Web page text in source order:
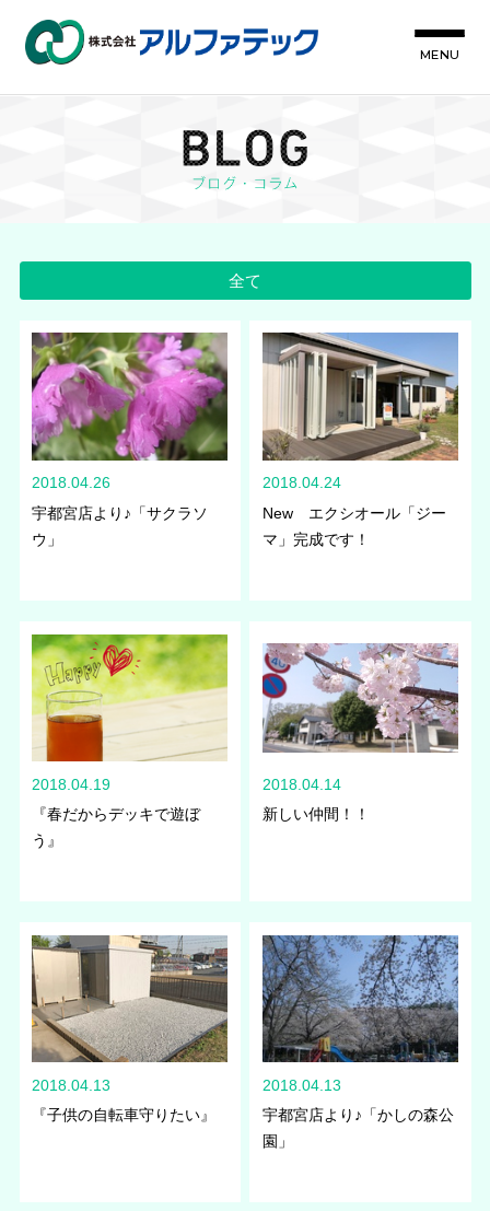
MENU
全て
2018.04.26
宇都宮店より♪「サクラソ
ウ」
2018.04.24
New エクシオール「ジー
マ」完成です！
2018.04.19
『春だからデッキで遊ぼ
う』
2018.04.14
新しい仲間！！
2018.04.13
『子供の自転車守りたい』
2018.04.13
宇都宮店より♪「かしの森公
園」